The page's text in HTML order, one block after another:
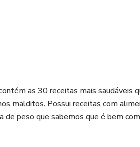
as 30 receitas mais saudáveis
malditos. Possui receitas com
de peso que sabemos que é bem